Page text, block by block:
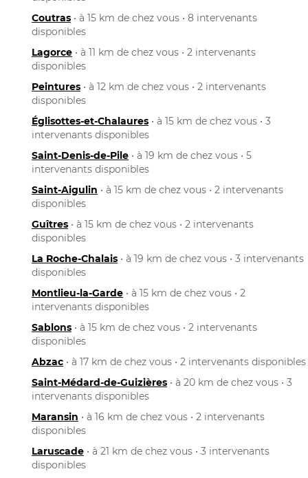
Coutras • à 15 km de chez vous • 8 intervenants
disponibles
Lagorce • à 11 km de chez vous • 2 intervenants
disponibles
Peintures • à 12 km de chez vous • 2 intervenants
disponibles
Églisottes-et-Chalaures • à 15 km de chez vous • 3
intervenants disponibles
Saint-Denis-de-Pile • à 19 km de chez vous • 5
intervenants disponibles
Saint-Aigulin • à 15 km de chez vous • 2 intervenants
disponibles
Guîtres • à 15 km de chez vous • 2 intervenants
disponibles
La Roche-Chalais • à 19 km de chez vous • 3 intervenants
disponibles
Montlieu-la-Garde • à 15 km de chez vous • 2
intervenants disponibles
Sablons • à 15 km de chez vous • 2 intervenants
disponibles
Abzac • à 17 km de chez vous • 2 intervenants disponibles
Saint-Médard-de-Guizières • à 20 km de chez vous • 3
intervenants disponibles
Maransin • à 16 km de chez vous • 2 intervenants
disponibles
Laruscade • à 21 km de chez vous • 3 intervenants
disponibles